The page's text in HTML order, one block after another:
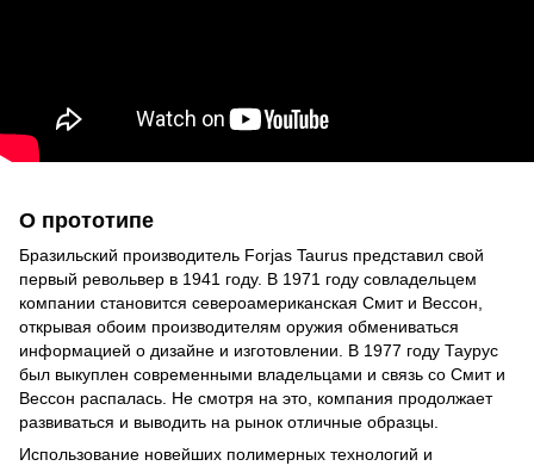
О прототипе
Бразильский производитель Forjas Taurus представил свой
первый револьвер в 1941 году. В 1971 году совладельцем
компании становится североамериканская Смит и Вессон,
открывая обоим производителям оружия обмениваться
информацией о дизайне и изготовлении. В 1977 году Таурус
был выкуплен современными владельцами и связь со Смит и
Вессон распалась. Не смотря на это, компания продолжает
развиваться и выводить на рынок отличные образцы.
Использование новейших полимерных технологий и